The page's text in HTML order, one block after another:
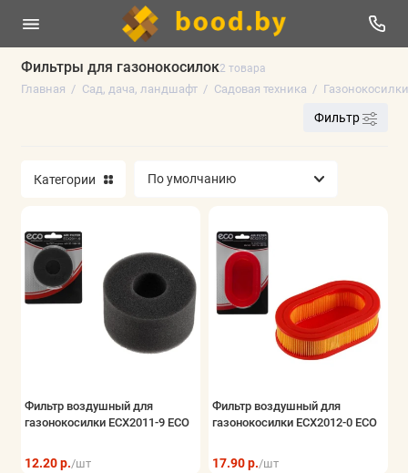
Фильтры для газонокосилок2 товара
Главная Сад, дача, ландшафт Садовая техника Газонокосилки
Гидропонные системы выращивания
Контейнеры, плантеры и клумбы для
Мышеловки и крысоловки
Садовые мешки и компостеры
Садовая техника
Садовый инструмент
Фильтр
Категории
Фильтр воздушный для
газонокосилки ECX2011-9 ECO
12.20 р./шт
Фильтр воздушный для
газонокосилки ECX2012-0 ECO
17.90 р./шт